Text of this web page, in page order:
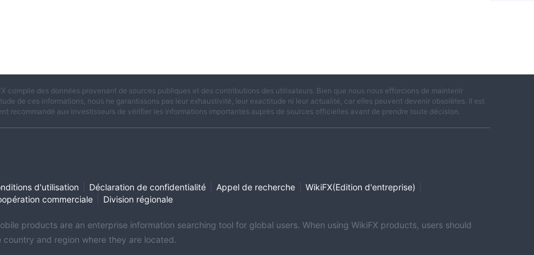
compile des données provenant de sources publiques et des contributions des utilisateurs. Bien que nous nous efforcions de maintenir
de ces informations, nous ne garantissons pas leur exhaustivité, leur exactitude ni leur actualité, car elles peuvent devenir obsolètes. Il est
recommandé aux investisseurs de vérifier les informations importantes auprès de sources officielles avant de prendre toute décision.
d'utilisation Déclaration de confidentialité Appel de recherche WikiFX(Edition d'entreprise)
commerciale Division régionale
products are an enterprise information searching tool for global users. When using WikiFX products, users should
and region where they are located.